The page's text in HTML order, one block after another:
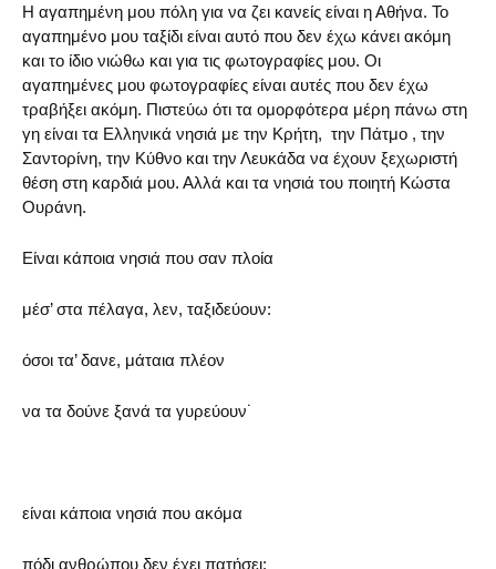
H αγαπημένη μου πόλη για να ζει κανείς είναι η Αθήνα. Το
αγαπημένο μου ταξίδι είναι αυτό που δεν έχω κάνει ακόμη
και το ίδιο νιώθω και για τις φωτογραφίες μου. Οι
αγαπημένες μου φωτογραφίες είναι αυτές που δεν έχω
τραβήξει ακόμη. Πιστεύω ότι τα ομορφότερα μέρη πάνω στη
γη είναι τα Ελληνικά νησιά με την Κρήτη, την Πάτμο , την
Σαντορίνη, την Κύθνο και την Λευκάδα να έχουν ξεχωριστή
θέση στη καρδιά μου. Αλλά και τα νησιά του ποιητή Κώστα
Ουράνη.
Είναι κάποια νησιά που σαν πλοία
μέσ’ στα πέλαγα, λεν, ταξιδεύουν:
όσοι τα’ δανε, μάταια πλέον
να τα δούνε ξανά τα γυρεύουν˙
είναι κάποια νησιά που ακόμα
πόδι ανθρώπου δεν έχει πατήσει: